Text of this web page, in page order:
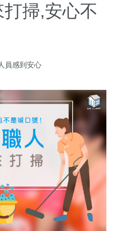
掃,安心不
員感到安心